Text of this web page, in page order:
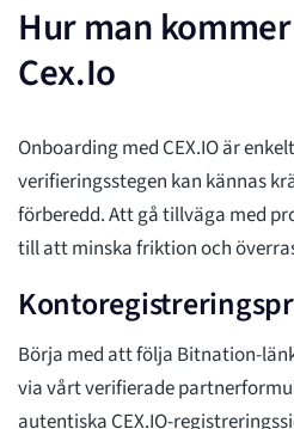
Hur man
Cex.Io
Onboarding med CEX.IO är
verifieringsstegen kan kännas
förberedd. Att gå tillväga med
till att minska friktion och
Börja med att följa Bitnation-
via vårt verifierade
autentiska CEX.IO-